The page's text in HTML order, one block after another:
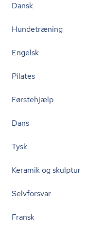
Dansk
Hundetræning
Engelsk
Pilates
Førstehjælp
Dans
Tysk
Keramik og skulptur
Selvforsvar
Fransk